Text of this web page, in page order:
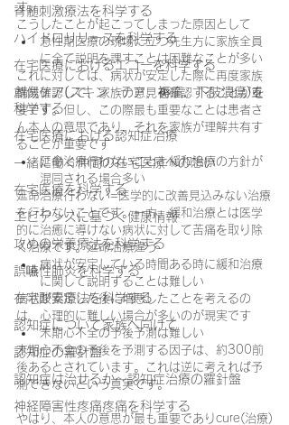
脊髄刺激療法を科学する
ハイドロリリースを科学する
在宅医療におけるエコーを科学する
創傷ケア(スキン テア、褥瘡、下肢潰瘍)を
科学する
在宅医療における認知症治療
一緒に働く仲間の在宅医療への想い
在宅医療を科学する
エビデンスに基づく健康情報
攻めの栄養療法を科学する
誤嚥性肺炎を科学する
在宅酸素療法を科学する
認知症について家族へ向けて
認知症の羅針盤
認知症は治せるか～認知症治療の羅針盤
神経障害性疼痛疼痛を科学する
す。
こうしたことが起こってしまった原因として
急性期医療の現場に立つ先生方に家族全員
に全て説明を課すことは困難なことが多い
これに対しては、病状が安定した際に再度家族
構成確認して、家族の意見を確認することが重
要です。但し、この際最も重要なことは患者さ
ん本人の意思であり、それを家族が理解共有す
ることが重要です
延命治療行わないことと緩和治療の方針が
混同される場合多い
延命治療行わない=医学的に改善見込みない治療
を行わないことです。一方、緩和治療とは医学
的に治癒に導けない病状に対して苦痛を取り除
く治療です。延命治療違う
病状が安定している時間ある時に緩和治療
に関して説明することは難しい
病状が安定した後に増悪したことを考えるの
は、心理的に難しい場合が多いのが現実です
末期心不全の予後予測は難しい
末期心不全の予後を予測する因子は、約300前
後あるとされています。これは逆に考えれば予
測できないという真実です。
やはり、本人の意思が最も重要でありcure(治療)